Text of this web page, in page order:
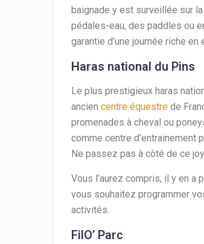
baignade y est surveillée sur
pédales-eau, des paddles ou
garantie d’une journée riche
Haras national du Pins
Le plus prestigieux haras
ancien centre équestre de
promenades à cheval ou
comme centre d’entrainement
Ne passez pas à côté de ce
Vous l’aurez compris, il y en a
vous souhaitez programmer
activités.
FilO’ Parc